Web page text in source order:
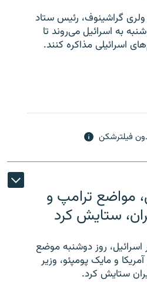
گراشینوف، رئیس ستاد
به اسرائیل می‌روند تا
اسرائیلی مذاکره کنند.
فیلترشکن
مواضع ترامپ و
ستایش کرد
اسرائیل، روز دوشنبه موضع
و مایک پومپئو، وزیر
ستایش کرد.